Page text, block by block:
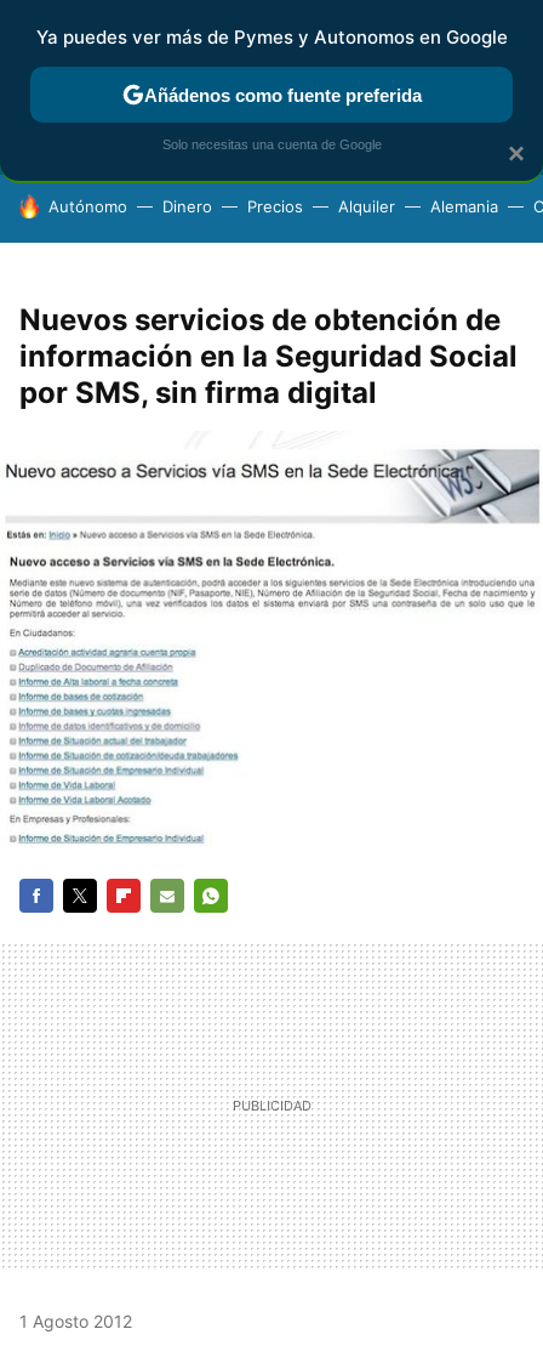
FISCALIDAD Y CONTABILIDAD KIT DIGITAL RENTA
HOY SE HABLA DE
Autónomo Dinero Precios Alquiler Alemania
Nuevos servicios de obtención de
información en la Seguridad Social
por SMS, sin firma digital
MAIL
1 Agosto 2012
×
Ya puedes ver más de Pymes y Autonomos en Google
Añádenos como fuente preferida
Solo necesitas una cuenta de Google